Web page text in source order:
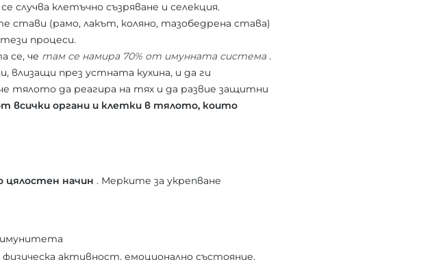
случва клетъчно съзряване и селекция.
стави (рамо, лакът, коляно, тазобедрена става)
процеси.
се, че там се намира 70% от имунната система.
влизащи през устната кухина, и да ги
тялото да реагира на тях и да развие защитни
органи и клетки в тялото, които
цялостен начин . Мерките за укрепване
имунитета
активност, емоционално състояние,